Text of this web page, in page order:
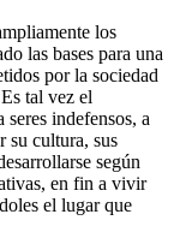
los
las bases para una
por la sociedad
tal vez el
indefensos, a
su cultura, sus
según
en fin a vivir
el lugar que